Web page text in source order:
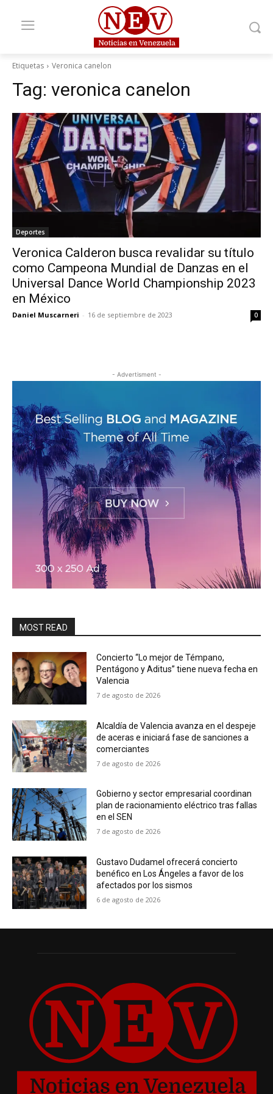
Etiquetas Veronica canelon
Tag: veronica canelon
Deportes
Veronica Calderon busca revalidar su título
como Campeona Mundial de Danzas en el
Universal Dance World Championship 2023
en México
Daniel Muscarneri - 16 de septiembre de 2023 0
- Advertisment -
MOST READ
Concierto “Lo mejor de Témpano,
Pentágono y Aditus” tiene nueva fecha en
Valencia
7 de agosto de 2026
Alcaldía de Valencia avanza en el despeje
de aceras e iniciará fase de sanciones a
comerciantes
7 de agosto de 2026
Gobierno y sector empresarial coordinan
plan de racionamiento eléctrico tras fallas
en el SEN
7 de agosto de 2026
Gustavo Dudamel ofrecerá concierto
benéfico en Los Ángeles a favor de los
afectados por los sismos
6 de agosto de 2026